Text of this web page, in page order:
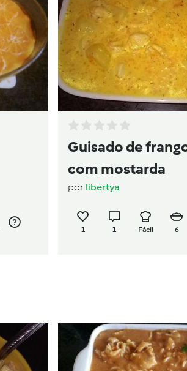
Guisado de
com mostarda
por libertya
1 1 Fácil 6